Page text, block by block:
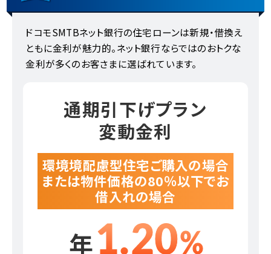
ドコモSMTBネット銀行の住宅ローンは新規・借換え
ともに金利が魅力的。ネット銀行ならではのおトクな
金利が多くのお客さまに選ばれています。
通期引下げプラン
変動金利
環境境配慮型住宅ご購入の場合
または物件価格の80％以下でお
借入れの場合
年1.20%